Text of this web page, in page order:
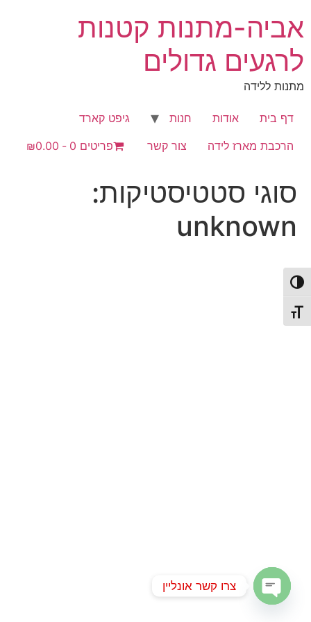
הפעל/כבה ניגודיות גבוהה
מתג גודל גופן
לתוכן
אביה-מתנות קטנות
לרגעים גדולים
מתנות ללידה
דף בית אודות חנות
גיפט קארד
הרכבת מארז לידה
צור קשר פריטים 0 ₪0.00
סוגי סטטיסטיקות:
unknown
צרו קשר אונליין